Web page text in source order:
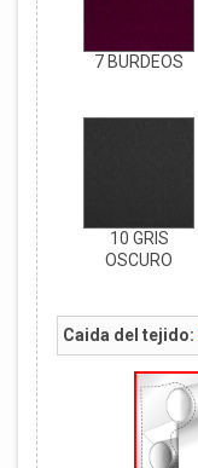
7 BURDEOS
10 GRIS
OSCURO
Caida del tejido: